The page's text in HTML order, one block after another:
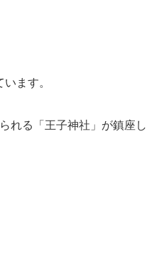
ます。
れる「王子神社」が鎮座し